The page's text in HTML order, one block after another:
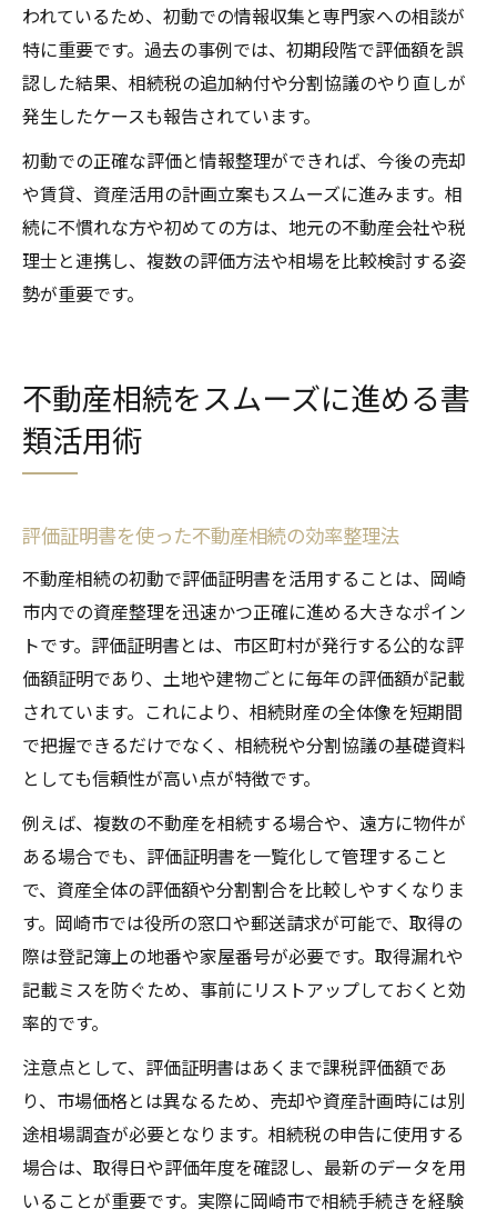
われているため、初動での情報収集と専門家への相談が
特に重要です。過去の事例では、初期段階で評価額を誤
認した結果、相続税の追加納付や分割協議のやり直しが
発生したケースも報告されています。
初動での正確な評価と情報整理ができれば、今後の売却
や賃貸、資産活用の計画立案もスムーズに進みます。相
続に不慣れな方や初めての方は、地元の不動産会社や税
理士と連携し、複数の評価方法や相場を比較検討する姿
勢が重要です。
不動産相続をスムーズに進める書
類活用術
評価証明書を使った不動産相続の効率整理法
不動産相続の初動で評価証明書を活用することは、岡崎
市内での資産整理を迅速かつ正確に進める大きなポイン
トです。評価証明書とは、市区町村が発行する公的な評
価額証明であり、土地や建物ごとに毎年の評価額が記載
されています。これにより、相続財産の全体像を短期間
で把握できるだけでなく、相続税や分割協議の基礎資料
としても信頼性が高い点が特徴です。
例えば、複数の不動産を相続する場合や、遠方に物件が
ある場合でも、評価証明書を一覧化して管理すること
で、資産全体の評価額や分割割合を比較しやすくなりま
す。岡崎市では役所の窓口や郵送請求が可能で、取得の
際は登記簿上の地番や家屋番号が必要です。取得漏れや
記載ミスを防ぐため、事前にリストアップしておくと効
率的です。
注意点として、評価証明書はあくまで課税評価額であ
り、市場価格とは異なるため、売却や資産計画時には別
途相場調査が必要となります。相続税の申告に使用する
場合は、取得日や評価年度を確認し、最新のデータを用
いることが重要です。実際に岡崎市で相続手続きを経験